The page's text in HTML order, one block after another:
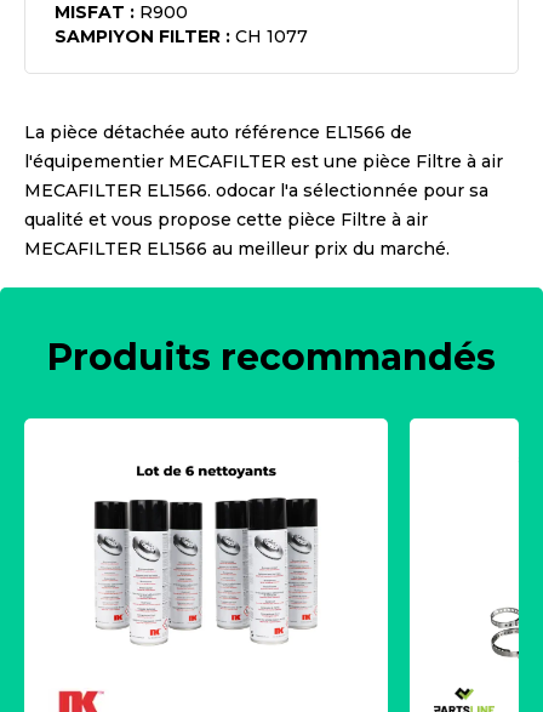
MISFAT : R900
SAMPIYON FILTER : CH 1077
La pièce détachée auto référence EL1566 de
l'équipementier MECAFILTER est une pièce Filtre à air
MECAFILTER EL1566. odocar l'a sélectionnée pour sa
qualité et vous propose cette pièce Filtre à air
MECAFILTER EL1566 au meilleur prix du marché.
Produits recommandés